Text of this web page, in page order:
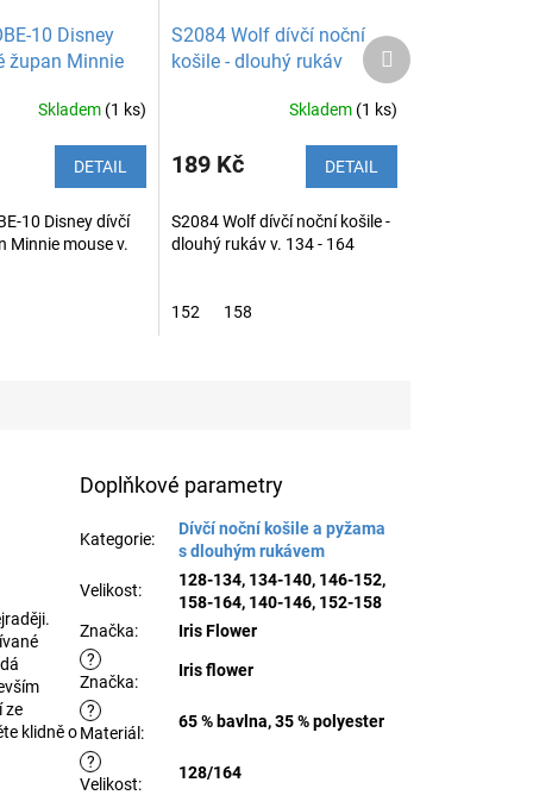
10 Disney
župan Minnie
Skladem (1 ks)
DETAIL
10 Disney dívčí
Minnie mouse v.
S2084 Wolf dívčí noční
košile - dlouhý rukáv
Skladem (1 ks)
189 Kč DETAIL
S2084 Wolf dívčí noční košile -
dlouhý rukáv v. 134 - 164
152 158
Další
produkt
ze
klidně o
Doplňkové parametry
Kategorie:
Dívčí noční košile a pyžama
s dlouhým rukávem
Velikost:
128-134, 134-140, 146-152,
158-164, 140-146, 152-158
Značka:
Iris Flower
?
Značka:
Iris flower
?
Materiál :
65 % bavlna, 35 % polyester
?
Velikost:
128/164